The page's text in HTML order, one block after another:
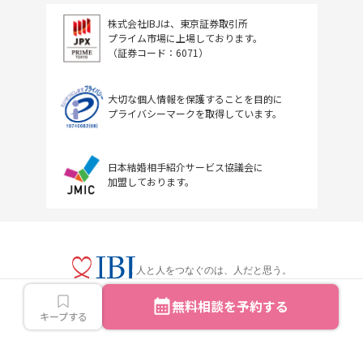
キープする 無料相談を予約する
株式会社IBJは、東京証券取引所
プライム市場に上場しております。
（証券コード：6071）
大切な個人情報を保護することを目的に
プライバシーマークを取得しています。
日本結婚相手紹介サービス協議会に
加盟しております。
人と人をつなぐのは、人だと思う。